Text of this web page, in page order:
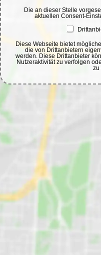
Die an dieser Stelle
aktuellen Consent-
Diese Webseite bietet
die von Drittanbietern
werden. Diese Drittanbieter
Nutzeraktivität zu verfolgen
zu